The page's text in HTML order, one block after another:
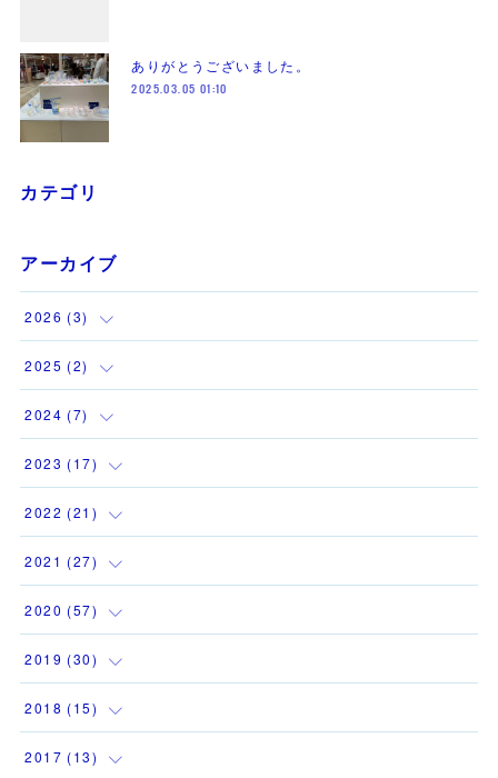
ありがとうございました。
2025.03.05 01:10
カテゴリ
アーカイブ
2026 (3)
(1
(1
(1)
2025 (2)
(1
(1)
2024 (7)
(1)
(1 )
(1)
(1)
2023 (17)
(1 )
(3)
(1)
( 2 )
2022 (21 )
(2)
(1)
(3)
( 1)
2021 (27)
(1)
(2)
( 2)
( 1 )
2020 (57)
(4)
(6)
(9)
2019 (30)
(12
(3)
2018 (15)
(1)
2017 (13)